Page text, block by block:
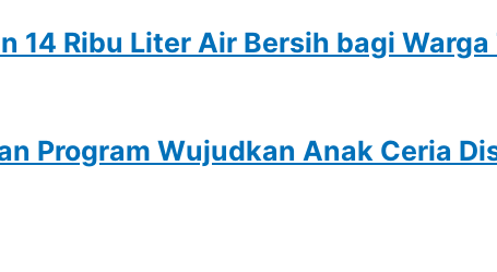
14 Ribu Liter Air Bersih bagi
Program Wujudkan Anak Ceria